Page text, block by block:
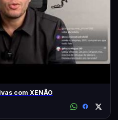
com XENÃO